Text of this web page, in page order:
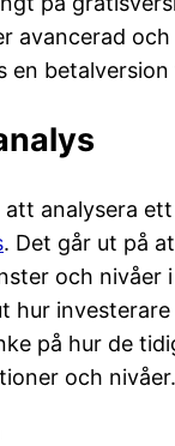
avancerad
en
analysera
. Det går ut på
och nivåer
hur
på hur de
och nivåer.